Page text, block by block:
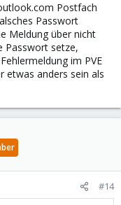
Postfach
Passwort
Meldung über nicht
Passwort setze,
im PVE
etwas anders sein als
#14